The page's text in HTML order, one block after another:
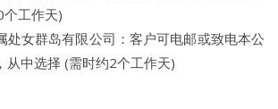
工作天)
处女群岛有限公司：客户可电邮或致电本公
从中选择 (需时约2个工作天)